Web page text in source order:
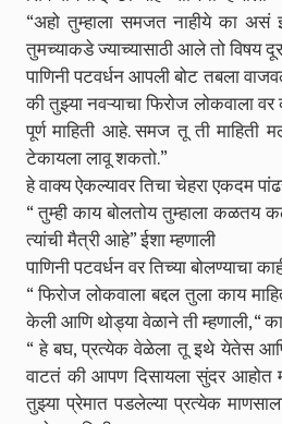
“अहो तुम्हाला समजत नाहीये का असं
तुमच्याकडे ज्याच्यासाठी आले तो विषय
पाणिनी पटवर्धन आपली बोट तबला
की तुझ्या नवऱ्याचा फिरोज
पूर्ण माहिती आहे. समज तू ती माहिती
टेकायला लावू शकतो.”
हे वाक्य ऐकल्यावर तिचा चेहरा एकदम
“ तुम्ही काय बोलतोय तुम्हाला
त्यांची मैत्री आहे” ईशा म्हणाली
पाणिनी पटवर्धन वर तिच्या बोलण्याचा
“ फिरोज लोकवाला बद्दल तुला काय
केली आणि थोड्या वेळाने ती म्हणाली, “
“ हे बघ, प्रत्येक वेळेला तू इथे येतेस
वाटतं की आपण दिसायला सुंदर आहोत
तुझ्या प्रेमात पडलेल्या प्रत्येक